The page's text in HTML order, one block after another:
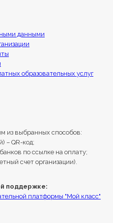
данными
образовательных услуг
из выбранных способов:
– QR-код;
по ссылке на оплату;
счет организации).
поддержке:
платформы "Мой класс"